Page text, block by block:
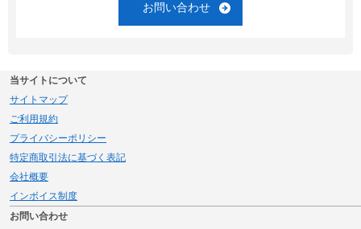
お問い合わせ
当サイトについて
サイトマップ
ご利用規約
プライバシーポリシー
特定商取引法に基づく表記
会社概要
インボイス制度
お問い合わせ